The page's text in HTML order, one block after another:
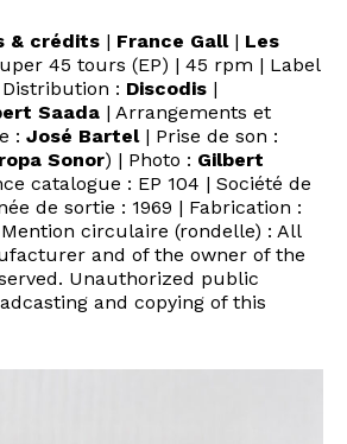
& crédits | France Gall| Les
45 tours (EP) | 45 rpm | Label
Distribution : Discodis |
Saada | Arrangements et
: José Bartel| Prise de son :
Sonor) | Photo : Gilbert
catalogue : EP 104 | Société de
de sortie : 1969 | Fabrication :
circulaire (rondelle) : All
and of the owner of the
Unauthorized public
and copying of this